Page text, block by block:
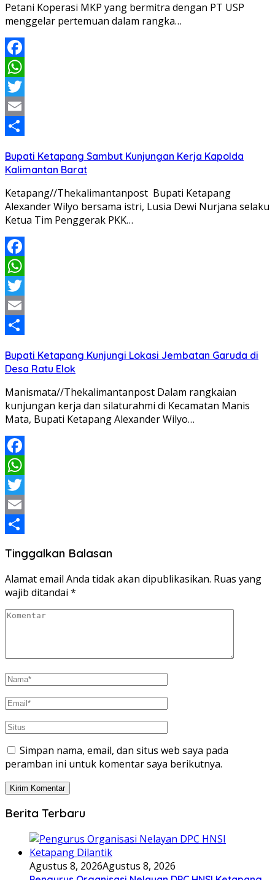
Petani Koperasi MKP yang bermitra dengan PT USP
menggelar pertemuan dalam rangka…
Facebook
WhatsApp
Twitter
Email
Bupati Ketapang Sambut Kunjungan Kerja Kapolda
Kalimantan Barat
Ketapang//Thekalimantanpost Bupati Ketapang
Alexander Wilyo bersama istri, Lusia Dewi Nurjana selaku
Ketua Tim Penggerak PKK…
Facebook
WhatsApp
Twitter
Email
Bupati Ketapang Kunjungi Lokasi Jembatan Garuda di
Desa Ratu Elok
Manismata//Thekalimantanpost Dalam rangkaian
kunjungan kerja dan silaturahmi di Kecamatan Manis
Mata, Bupati Ketapang Alexander Wilyo…
Facebook
WhatsApp
Twitter
Email
Tinggalkan Balasan
Alamat email Anda tidak akan dipublikasikan. Ruas yang
wajib ditandai *
Simpan nama, email, dan situs web saya pada
peramban ini untuk komentar saya berikutnya.
Berita Terbaru
Agustus 8, 2026Agustus 8, 2026